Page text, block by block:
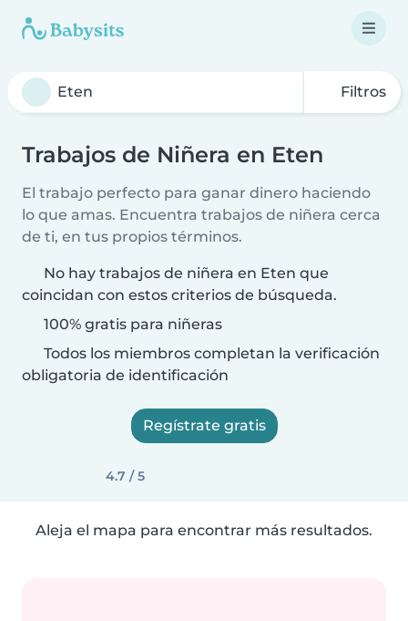
Filtros
Trabajos de Niñera en Eten
El trabajo perfecto para ganar dinero haciendo
lo que amas. Encuentra trabajos de niñera cerca
de ti, en tus propios términos.
No hay trabajos de niñera en Eten que
coincidan con estos criterios de búsqueda.
100% gratis para niñeras
Todos los miembros completan la verificación
obligatoria de identificación
Regístrate gratis
4.7 / 5
Aleja el mapa para encontrar más resultados.